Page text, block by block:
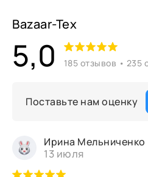
Bazaar-Tex
5,0 185 отзывов • 235
Поставьте нам оценку
Ирина Мельниченко
13 июля